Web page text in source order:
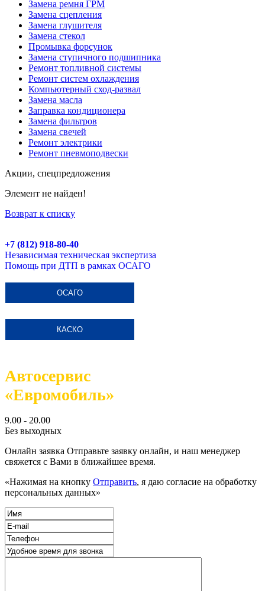
Замена ремня ГРМ
Замена сцепления
Замена глушителя
Замена стекол
Промывка форсунок
Замена ступичного подшипника
Ремонт топливной системы
Ремонт систем охлаждения
Компьютерный сход-развал
Замена масла
Заправка кондиционера
Замена фильтров
Замена свечей
Ремонт электрики
Ремонт пневмоподвески
Акции, спецпредложения
Элемент не найден!
Возврат к списку
+7 (812) 918-80-40
Независимая техническая экспертиза
Помощь при ДТП в рамках ОСАГО
ОСАГО
КАСКО
Автосервис
«Евромобиль»
9.00 - 20.00
Без выходных
Онлайн заявка Отправьте заявку онлайн, и наш менеджер
свяжется с Вами в ближайшее время.
«Нажимая на кнопку Отправить, я даю согласие на обработку
персональных данных»